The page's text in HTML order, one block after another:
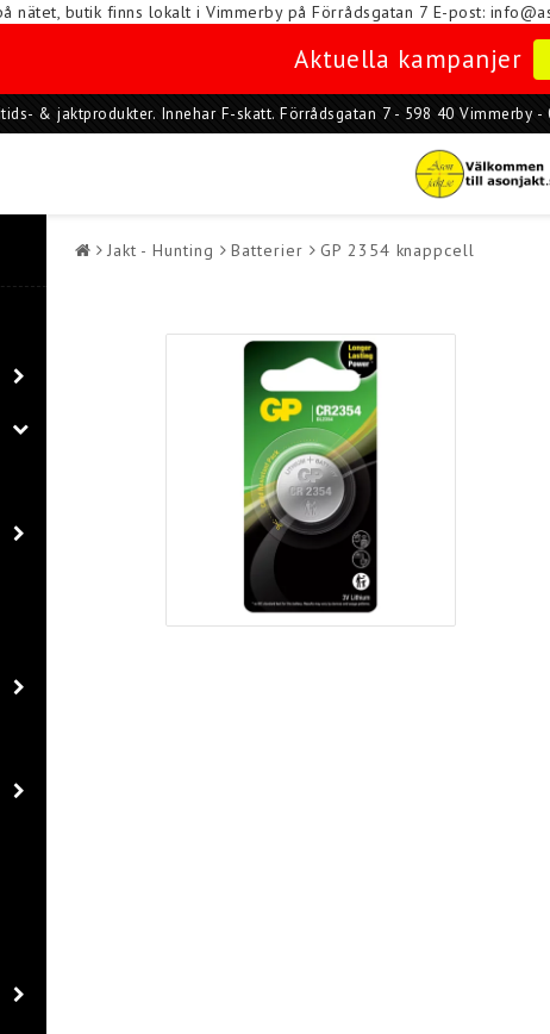
nätet, butik finns lokalt i Vimmerby på Förrådsgatan 7 E-post:
Aktuella kampanjer
& jaktprodukter. Innehar F-skatt. Förrådsgatan 7 - 598 40 Vimmerby -
Jakt - Hunting Batterier GP 2354 knappcell